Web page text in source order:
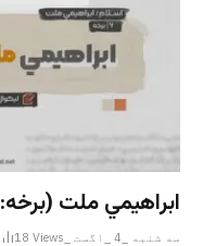
ابراهيمي ملت (برخه: ۶)
سه شنبه _4 _اگست _2026AH 4-8-2026AD 18 Views